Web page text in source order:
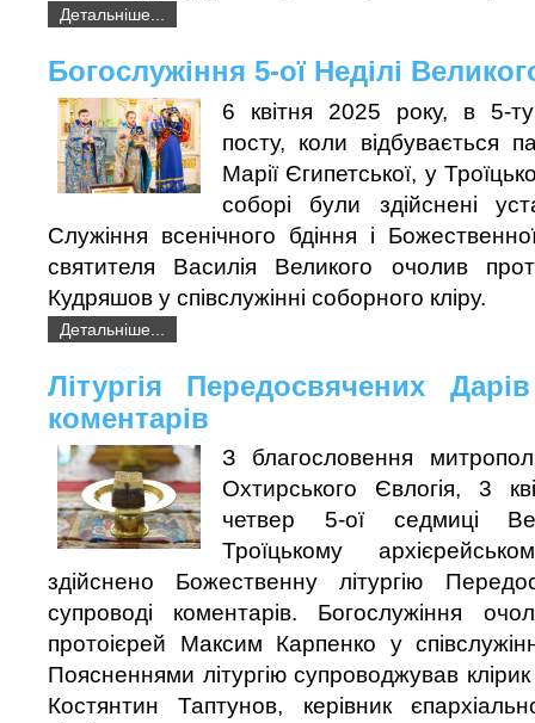
Детальніше...
Богослужіння 5-ої Неділі
6 квітня 2025 року, в 5-
посту, коли відбувається
Марії Єгипетської, у
соборі були здійснені
Служіння всенічного бдіння і
святителя Василія Великого очолив
Кудряшов у співслужінні соборного кліру.
Детальніше...
Літургія Передосвячених
коментарів
З благословення
Охтирського Євлогія, 3
четвер 5-ої седмиці
Троїцькому
здійснено Божественну літургію
супроводі коментарів. Богослужіння
протоієрей Максим Карпенко у
Поясненнями літургію супроводжував
Костянтин Таптунов, керівник